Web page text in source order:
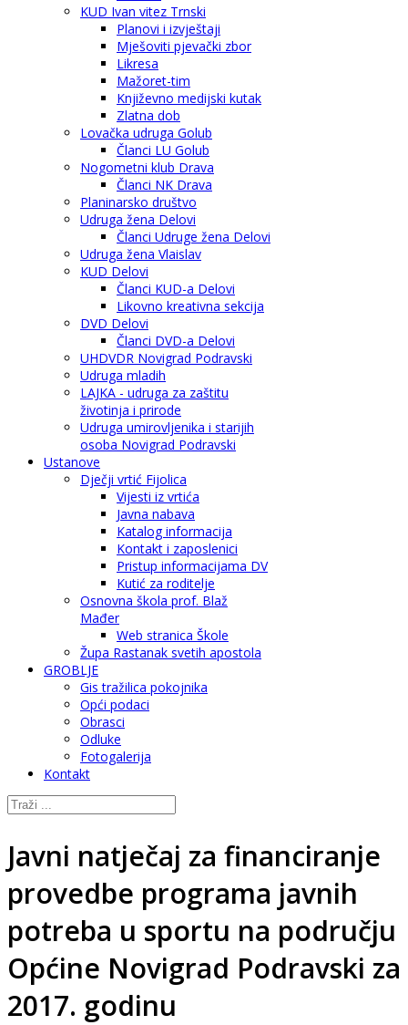
KUD Ivan vitez Trnski
Planovi i izvještaji
Mješoviti pjevački zbor
Likresa
Mažoret-tim
Književno medijski kutak
Zlatna dob
Lovačka udruga Golub
Članci LU Golub
Nogometni klub Drava
Članci NK Drava
Planinarsko društvo
Udruga žena Delovi
Članci Udruge žena Delovi
Udruga žena Vlaislav
KUD Delovi
Članci KUD-a Delovi
Likovno kreativna sekcija
DVD Delovi
Članci DVD-a Delovi
UHDVDR Novigrad Podravski
Udruga mladih
LAJKA - udruga za zaštitu
životinja i prirode
Udruga umirovljenika i starijih
osoba Novigrad Podravski
Ustanove
Dječji vrtić Fijolica
Vijesti iz vrtića
Javna nabava
Katalog informacija
Kontakt i zaposlenici
Pristup informacijama DV
Kutić za roditelje
Osnovna škola prof. Blaž
Mađer
Web stranica Škole
Župa Rastanak svetih apostola
GROBLJE
Gis tražilica pokojnika
Opći podaci
Obrasci
Odluke
Fotogalerija
Kontakt
Javni natječaj za financiranje
provedbe programa javnih
potreba u sportu na području
Općine Novigrad Podravski za
2017. godinu